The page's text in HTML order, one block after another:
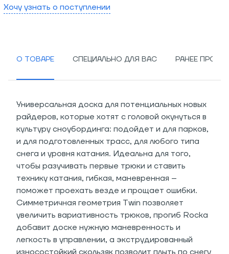
Хочу узнать о поступлении
О ТОВАРЕ СПЕЦИАЛЬНО ДЛЯ ВАС РАНЕЕ
Универсальная доска для потенциальных новых
райдеров, которые хотят с головой окунуться в
культуру сноубординга: подойдет и для парков,
и для подготовленных трасс, для любого типа
снега и уровня катания. Идеальна для того,
чтобы разучивать первые трюки и ставить
технику катания, гибкая, маневренная –
поможет проехать везде и прощает ошибки.
Симметричная геометрия Twin позволяет
увеличить вариативность трюков, прогиб Rocka
добавит доске нужную маневренность и
легкость в управлении, а экструдированный
износостойкий скользяк позволит плыть по снегу